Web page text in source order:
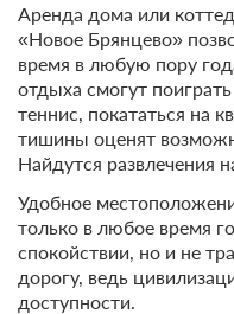
Аренда дома или
«Новое Брянцево»
время в любую пору
отдыха смогут
теннис, покататься на
тишины оценят
Найдутся развлечения
Удобное
только в любое время
спокойствии, но и не
дорогу, ведь
доступности.